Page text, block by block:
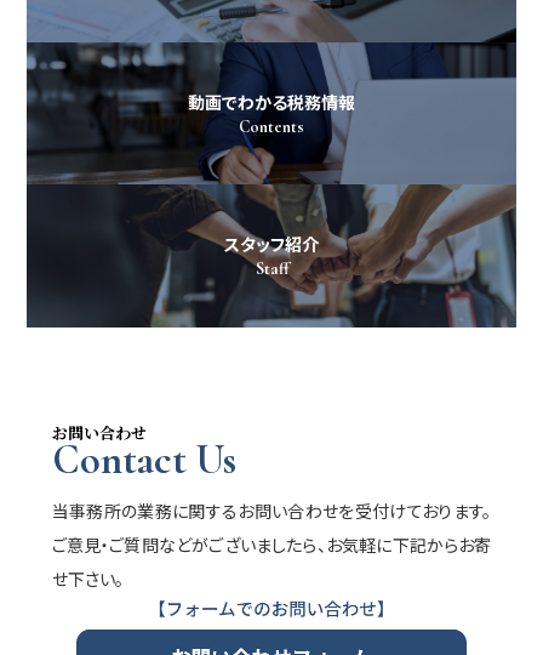
動画でわかる税務情報
Contents
スタッフ紹介
Staff
お問い合わせ
Contact Us
当事務所の業務に関するお問い合わせを受付けております。
ご意見・ご質問などがございましたら、お気軽に下記からお寄
せ下さい。